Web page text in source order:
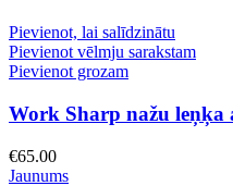
Pievienot, lai salīdzinātu
Pievienot vēlmju sarakstam
Pievienot grozam
Work Sharp nažu leņķa
€65.00
Jaunums